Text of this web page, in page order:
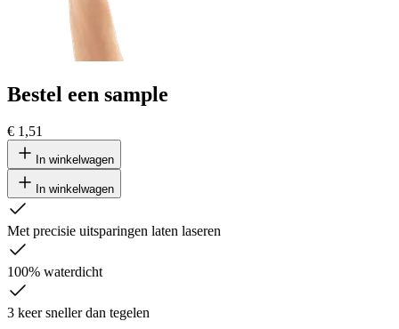
Bestel een sample
€ 1,51
In winkelwagen
In winkelwagen
Met precisie uitsparingen laten laseren
100% waterdicht
3 keer sneller dan tegelen